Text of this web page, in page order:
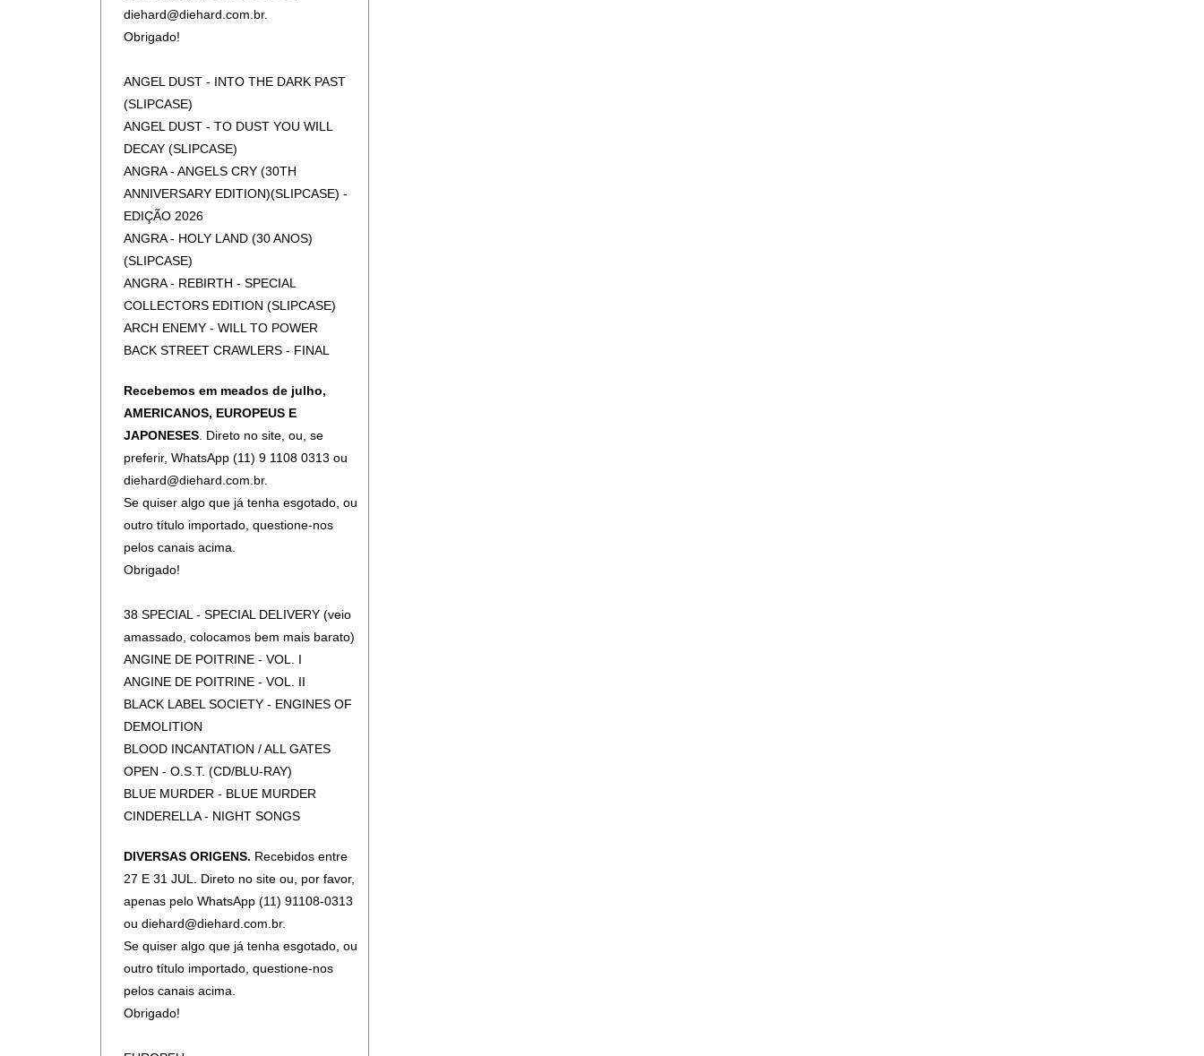
diehard@diehard.com.br.
Obrigado!
ANGEL DUST - INTO THE DARK PAST
(SLIPCASE)
ANGEL DUST - TO DUST YOU WILL
DECAY (SLIPCASE)
ANGRA - ANGELS CRY (30TH
ANNIVERSARY EDITION)(SLIPCASE) -
EDIÇÃO 2026
ANGRA - HOLY LAND (30 ANOS)
(SLIPCASE)
ANGRA - REBIRTH - SPECIAL
COLLECTORS EDITION (SLIPCASE)
ARCH ENEMY - WILL TO POWER
BACK STREET CRAWLERS - FINAL
AND UNRER
BACK STREET CRAWLERS - LIVE AT
FAIRFIELD HALL, CROYDON - 1975
BELOW - UPON A PALE HORSE
DEATH ANGEL - THE EVIL DIVIDE
DIMMU BORGIR - ENTHRONE
DARKNESS TRIUMPHANT
DORSAL ATLÂNTICA - IMPERIUM
DORSAL ATLÂNTICA - SEARCHING FOR
EDU FALASCHI - MIRAJ (DIGIBOOK)
EDU FALASCHI - MIRAJ (SLIPCASE)
ENFORCER - NOSTALGIA EPICA -
DESIGN YOUR UNIVERSE
FLESHCRAWL - SOULSKINNER
(SLIPCASE)
GIANT - SHIFTING TIME
HARSH - FEELS
HELLOWEEN - KEEPER OF THE SEVEN
KEYS PART I: EXPANDED EDITION
HELL (DIGIPAK)
INVENTTOR - SENHOR DA OBSESSÃO
JORN - OVER THE HORIZON RADAR
KRISIUN - APOCALYPTIC REVELATION
KRISIUN - BLACK FORCE DOMAIN
KRISIUN - CONQUERORS OF
ARMAGEDDON (DIGIPAK)
KRISIUN - SOUTHERN STORM
Recebemos em meados de julho,
AMERICANOS, EUROPEUS E
JAPONESES . Direto no site, ou, se
preferir, WhatsApp (11) 9 1108 0313 ou
diehard@diehard.com.br.
Se quiser algo que já tenha esgotado, ou
outro título importado, questione-nos
pelos canais acima.
Obrigado!
38 SPECIAL - SPECIAL DELIVERY (veio
amassado, colocamos bem mais barato)
ANGINE DE POITRINE - VOL. I
ANGINE DE POITRINE - VOL. II
BLACK LABEL SOCIETY - ENGINES OF
DEMOLITION
BLOOD INCANTATION / ALL GATES
OPEN - O.S.T. (CD/BLU-RAY)
BLUE MURDER - BLUE MURDER
CINDERELLA - NIGHT SONGS
CLASH - LONDON CALLING
CRUEL FORCE - HANEDA
DARKTHRONE - PRE-HISTORIC METAL
DEATH ANGEL - ACT III
DEF LEPPARD - PYROMANIA (40TH
ANNIVERSARY)
DODHEIMSGARD - MONUMENTAL
POSSESSION
DIVERSAS ORIGENS. Recebidos entre
27 E 31 JUL. Direto no site ou, por favor,
apenas pelo WhatsApp (11) 91108-0313
ou diehard@diehard.com.br.
Se quiser algo que já tenha esgotado, ou
outro título importado, questione-nos
pelos canais acima.
Obrigado!